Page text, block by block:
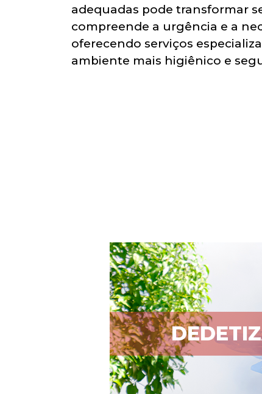
adequadas pode transformar
compreende a urgência e a
oferecendo serviços
ambiente mais higiênico e